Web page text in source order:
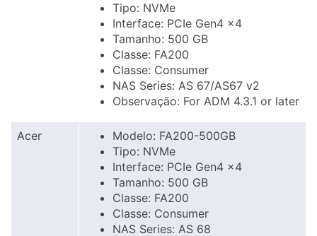
Tipo: NVMe
Interface: PCIe Gen4 x4
Tamanho: 500 GB
Classe: FA200
Classe: Consumer
NAS Series: AS 67/AS67 v2
Observação: For ADM 4.3.1 or later
Acer
Modelo: FA200-500GB
Tipo: NVMe
Interface: PCIe Gen4 x4
Tamanho: 500 GB
Classe: FA200
Classe: Consumer
NAS Series: AS 68